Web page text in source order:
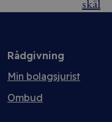
skäl
Rådgivning
Min bolagsjurist
Ombud